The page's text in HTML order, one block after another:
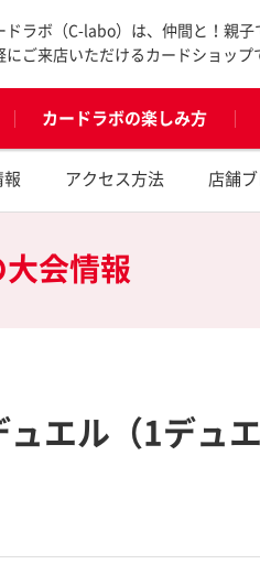
ドラボ（C-labo）は、仲間と！親子
にご来店いただけるカードショップ
カードラボの楽しみ方
アクセス方法 店舗
大会情報
エル（1デュエ